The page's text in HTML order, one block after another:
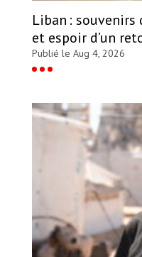
Liban : souvenirs
et espoir d’un
Publié le Aug 4, 2026